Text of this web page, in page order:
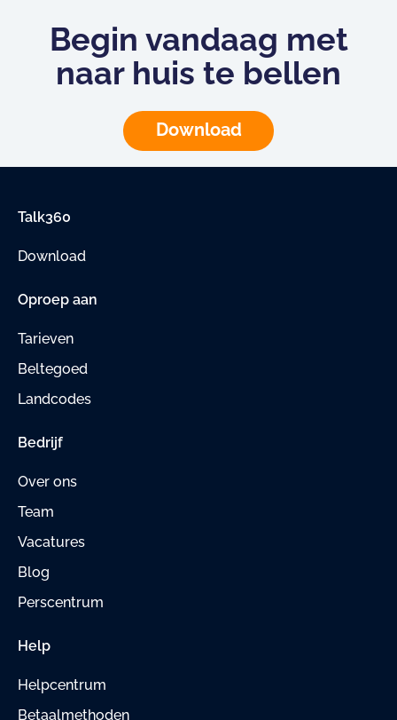
Begin vandaag met
naar huis te bellen
Download
Talk360
Download
Oproep aan
Tarieven
Beltegoed
Landcodes
Bedrijf
Over ons
Team
Vacatures
Blog
Perscentrum
Help
Helpcentrum
Betaalmethoden